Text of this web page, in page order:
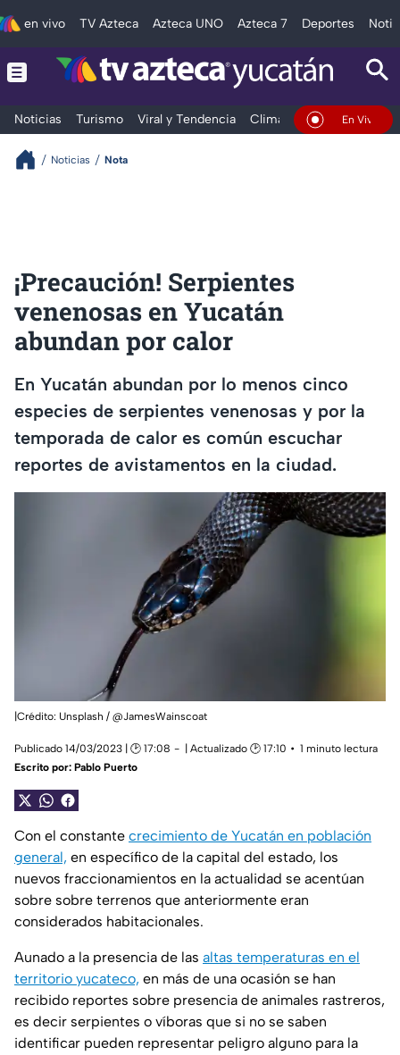
en vivo TV Azteca Azteca UNO Azteca 7 Deportes
Noticias Turismo Viral y Tendencia Clima DeportesEn Vivo
Noticias Nota
¡Precaución! Serpientes
venenosas en Yucatán
abundan por calor
En Yucatán abundan por lo menos cinco
especies de serpientes venenosas y por la
temporada de calor es común escuchar
reportes de avistamentos en la ciudad.
|Crédito: Unsplash / @JamesWainscoat
Publicado 14/03/2023 | 🕑 17:08 | Actualizado 🕑 17:10
1 minuto lectura
Escrito por: Pablo Puerto
Con el constante crecimiento de Yucatán en población
general, en específico de la capital del estado, los
nuevos fraccionamientos en la actualidad se acentúan
sobre sobre terrenos que anteriormente eran
considerados habitacionales.
Aunado a la presencia de las altas temperaturas en el
territorio yucateco, en más de una ocasión se han
recibido reportes sobre presencia de animales rastreros,
es decir serpientes o víboras que si no se saben
identificar pueden representar peligro alguno para la